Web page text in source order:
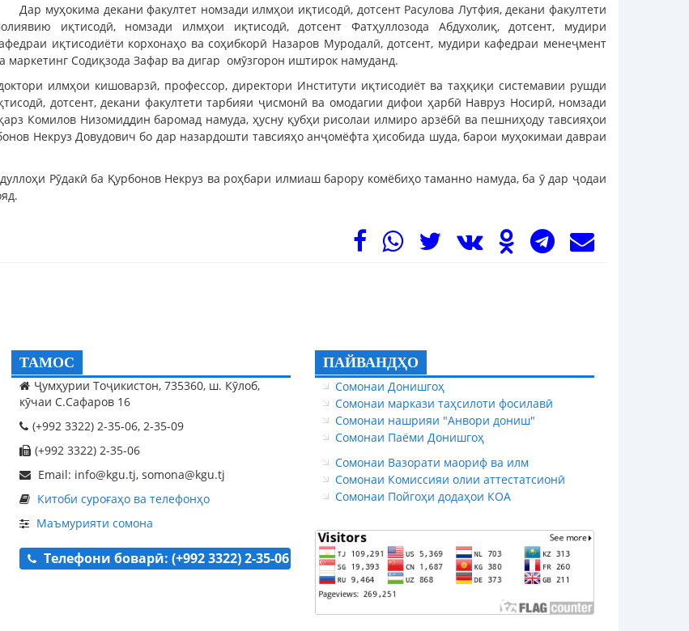
Дар муҳокима декани факултет номзади илмҳои иқтисодӣ, дотсент Расулова Лутфия, декани факултети
иқтисодӣ, номзади илмҳои иқтисодӣ, дотсент Фатҳуллозода Абдухолиқ, дотсент, мудири
иқтисодиёти корхонаҳо ва соҳибкорӣ Назаров Муродалӣ, дотсент, мудири кафедраи менеҷмент
маркетинг Содиқзода Зафар ва дигар омӯзгорон иштирок намуданд.
илмҳои кишоварзӣ, профессор, директори Институти иқтисодиёт ва таҳқиқи системавии рушди
дотсент, декани факултети тарбияи ҷисмонӣ ва омодагии дифои ҳарбӣ Навруз Носирӣ, номзади
Комилов Низомиддин баромад намуда, ҳусну қубҳи рисолаи илмиро арзёбӣ ва пешниҳоду тавсияҳои
Некруз Довудович бо дар назардошти тавсияҳо анҷомёфта ҳисобида шуда, барои муҳокимаи давраи
Рӯдакӣ ба Қурбонов Некруз ва роҳбари илмиаш барору комёбиҳо таманно намуда, ба ӯ дар ҷодаи
ТАМОС
Ҷумҳурии Тоҷикистон, 735360, ш. Кӯлоб,
кӯчаи С.Сафаров 16
(+992 3322) 2-35-06, 2-35-09
(+992 3322) 2-35-06
Email: info@kgu.tj, somona@kgu.tj
Китоби суроғаҳо ва телефонҳо
Маъмурияти сомона
Телефони боварӣ: (+992 3322) 2-35-06
ПАЙВАНДҲО
Сомонаи Донишгоҳ
Сомонаи маркази таҳсилоти фосилавӣ
Сомонаи нашрияи "Анвори дониш"
Сомонаи Паёми Донишгоҳ
Сомонаи Вазорати маориф ва илм
Сомонаи Комиссияи олии аттестатсионӣ
Сомонаи Пойгоҳи додаҳои КОА